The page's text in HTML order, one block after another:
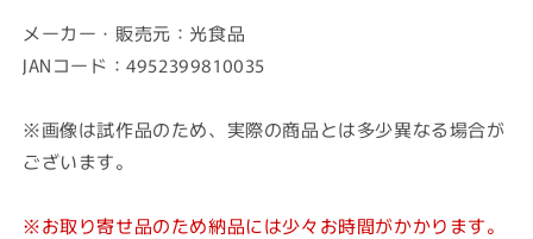
メーカー・販売元：光食品
JANコード：4952399810035
※画像は試作品のため、実際の商品とは多少異なる場合が
ございます。
※お取り寄せ品のため納品には少々お時間がかかります。